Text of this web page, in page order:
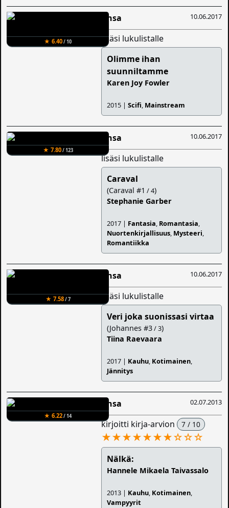
★ 6.40/ 10
10.06.2017
Ansa
lisäsi lukulistalle
Olimme ihan
suunniltamme
Karen Joy Fowler
2015 |Scifi, Mainstream
★ 7.80/ 123
10.06.2017
Ansa
lisäsi lukulistalle
Caraval
(Caraval #1 / 4)
Stephanie Garber
2017 | Fantasia, Romantasia,
Nuortenkirjallisuus, Mysteeri,
Romantiikka
★ 7.58/ 7
10.06.2017
Ansa
lisäsi lukulistalle
Veri joka suonissasi virtaa
(Johannes #3/ 3)
Tiina Raevaara
2017 | Kauhu, Kotimainen,
Jännitys
★ 6.22/ 14
02.07.2013
Ansa
kirjoitti kirja-arvion 7 / 10
★★★★★★★☆☆☆
Nälkä:
Hannele Mikaela Taivassalo
2013 | Kauhu, Kotimainen,
Vampyyrit